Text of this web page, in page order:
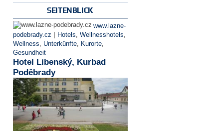
SEITENBLICK
www.lazne-
podebrady.cz | Hotels Wellnesshotels
Wellness
Unterkünfte, Kurorte,
Gesundheit
Hotel Libenský, Kurbad
Poděbrady